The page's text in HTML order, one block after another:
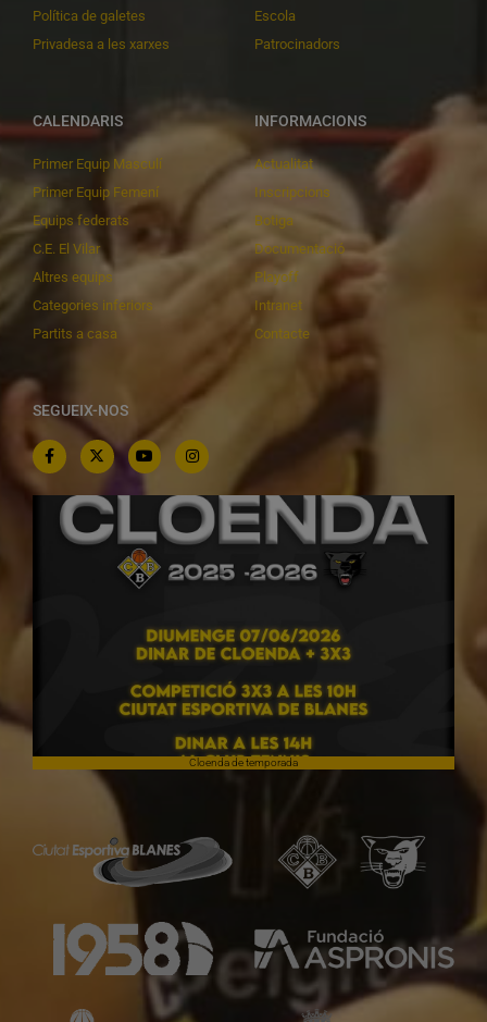
Política de galetes
Privadesa a les xarxes
Escola
Patrocinadors
CALENDARIS
Primer Equip Masculí
Primer Equip Femení
Equips federats
C.E. El Vilar
Altres equips
Categories inferiors
Partits a casa
INFORMACIONS
Actualitat
Inscripcions
Botiga
Documentació
Playoff
Intranet
Contacte
SEGUEIX-NOS
Cloenda de temporada